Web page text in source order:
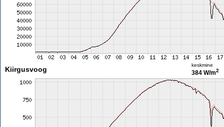
Kiirgusvoog
keskmine
384 W/m2